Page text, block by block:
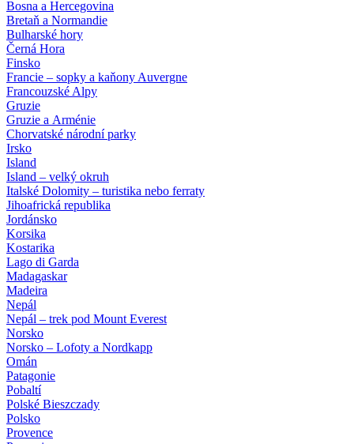
Bosna a Hercegovina
Bretaň a Normandie
Bulharské hory
Černá Hora
Finsko
Francie – sopky a kaňony Auvergne
Francouzské Alpy
Gruzie
Gruzie a Arménie
Chorvatské národní parky
Irsko
Island
Island – velký okruh
Italské Dolomity – turistika nebo ferraty
Jihoafrická republika
Jordánsko
Korsika
Kostarika
Lago di Garda
Madagaskar
Madeira
Nepál
Nepál – trek pod Mount Everest
Norsko
Norsko – Lofoty a Nordkapp
Omán
Patagonie
Pobaltí
Polské Bieszczady
Polsko
Provence